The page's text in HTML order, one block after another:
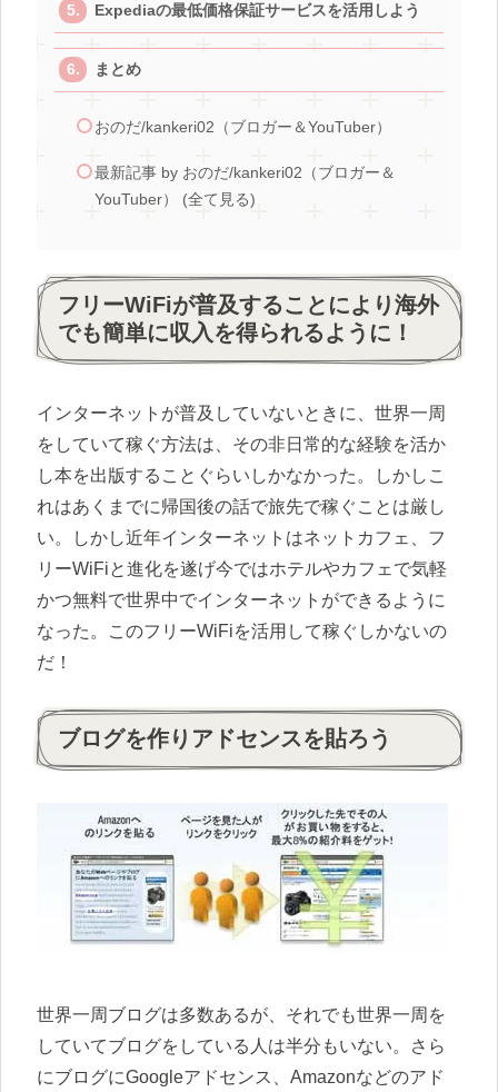
Expediaの最低価格保証サービスを活用しよう
まとめ
おのだ/kankeri02（ブロガー＆YouTuber）
最新記事 by おのだ/kankeri02（ブロガー＆
YouTuber） (全て見る)
フリーWiFiが普及することにより海外
でも簡単に収入を得られるように！
インターネットが普及していないときに、世界一周
をしていて稼ぐ方法は、その非日常的な経験を活か
し本を出版することぐらいしかなかった。しかしこ
れはあくまでに帰国後の話で旅先で稼ぐことは厳し
い。しかし近年インターネットはネットカフェ、フ
リーWiFiと進化を遂げ今ではホテルやカフェで気軽
かつ無料で世界中でインターネットができるように
なった。このフリーWiFiを活用して稼ぐしかないの
だ！
ブログを作りアドセンスを貼ろう
世界一周ブログは多数あるが、それでも世界一周を
していてブログをしている人は半分もいない。さら
にブログにGoogleアドセンス、Amazonなどのアド